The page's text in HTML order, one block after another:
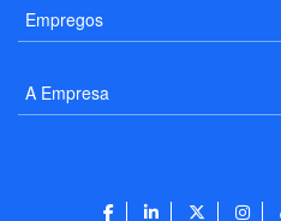
Empregos
A Empresa